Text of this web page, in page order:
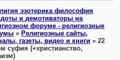
эзотерика философия
и демотиваторы на
форуме - религиозные
»Религиозные сайты,
газеты, видео и книги »22
суфия (+христианство,